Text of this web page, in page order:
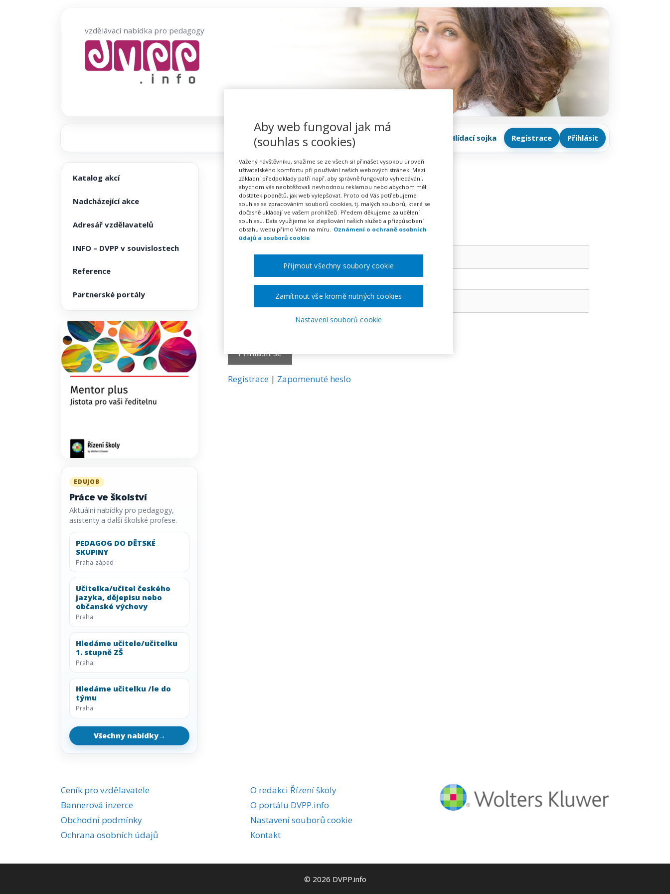
vzdělávací nabídka pro pedagogy
Hlídací sojka Registrace Přihlásit
Přihlásit se
E-mail
Pamatovat si mě
A
Registrace | Zapomenuté heslo
Katalog akcí
Nadcházející akce
Adresář vzdělavatelů
INFO – DVPP v souvislostech
Reference
Partnerské portály
EDUJOB
Práce ve školství
Aktuální nabídky pro pedagogy,
asistenty a další školské profese.
PEDAGOG DO DĚTSKÉ
SKUPINY
Praha-západ
Učitelka/učitel českého
jazyka, dějepisu nebo
občanské výchovy
Praha
Hledáme učitele/učitelku
1. stupně ZŠ
Praha
Hledáme učitelku /le do
týmu
Praha
Všechny nabídky→
Ceník pro vzdělavatele
Bannerová inzerce
Obchodní podmínky
Ochrana osobních údajů
O redakci Řízení školy
O portálu DVPP.info
Nastavení souborů cookie
Kontakt
© 2026 DVPP.info
Aby web fungoval jak má
(souhlas s cookies)
Vážený návštěvníku, snažíme se ze všech sil přinášet vysokou úroveň
uživatelského komfortu při používání našich webových stránek. Mezi
základní předpoklady patří např. aby správně fungovalo vyhledávání,
abychom vás neobtěžovali nevhodnou reklamou nebo abychom měli
dostatek podnětů, jak web vylepšovat. Proto od Vás potřebujeme
souhlas se zpracováním souborů cookies, tj. malých souborů, které se
dočasně ukládají ve vašem prohlížeči. Předem děkujeme za udělení
souhlasu. Data využijeme ke zlepšování našich služeb a přizpůsobení
obsahu webu přímo Vám na míru. Oznámení o ochraně osobních
údajů a souborů cookie
Nastavení souborů cookie
Zamítnout vše kromě nutných cookies
Přijmout všechny soubory cookie